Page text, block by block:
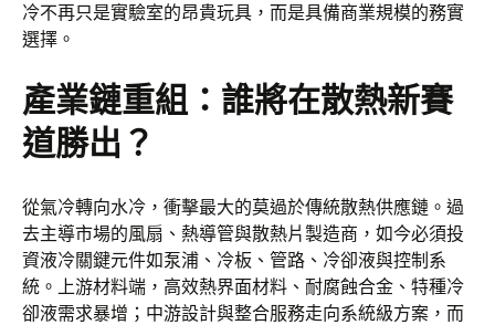
冷不再只是實驗室的昂貴玩具，而是具備商業規模的務實
選擇。
產業鏈重組：誰將在散熱新賽
道勝出？
從氣冷轉向水冷，衝擊最大的莫過於傳統散熱供應鏈。過
去主導市場的風扇、熱導管與散熱片製造商，如今必須投
資液冷關鍵元件如泵浦、冷板、管路、冷卻液與控制系
統。上游材料端，高效熱界面材料、耐腐蝕合金、特種冷
卻液需求暴增；中游設計與整合服務走向系統級方案，而